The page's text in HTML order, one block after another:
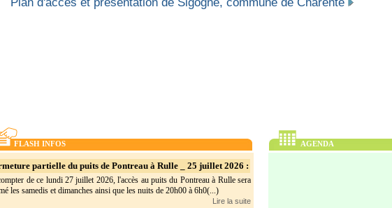
FLASH INFOS AGENDA
partielle du puits de Pontreau à Rulle _ 25 juillet 2026 :
de ce lundi 27 juillet 2026, l'accès au puits du Pontreau à Rulle sera
les samedis et dimanches ainsi que les nuits de 20h00 à 6h0(...)
Lire la suite